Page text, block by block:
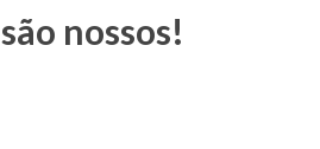
são nossos!